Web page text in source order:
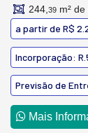
244, 39 m²
a partir de R$
Incorporação:
Previsão de
Mais